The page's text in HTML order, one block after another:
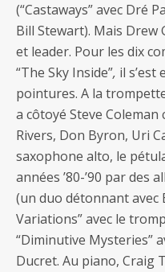
(“Castaways” avec Dré
Bill Stewart). Mais Drew
et leader. Pour les dix
“The Sky Inside”, il s’est
pointures. A la
a côtoyé Steve Coleman
Rivers, Don Byron, Uri
saxophone alto, le
années ’80-’90 par des
(un duo détonnant avec
Variations” avec le
“Diminutive Mysteries”
Ducret. Au piano, Craig